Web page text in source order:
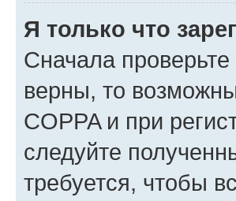
Я только что
Сначала
верны, то
COPPA и при
следуйте
требуется, чтобы